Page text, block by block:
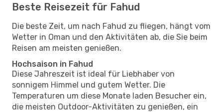
Beste Reisezeit für Fahud
Die beste Zeit, um nach Fahud zu fliegen, hängt vom
Wetter in Oman und den Aktivitäten ab, die Sie beim
Reisen am meisten genießen.
Hochsaison in Fahud
Diese Jahreszeit ist ideal für Liebhaber von
sonnigem Himmel und gutem Wetter. Die
Temperaturen um diese Monate laden Besucher ein,
die meisten Outdoor-Aktivitäten zu genießen, ein